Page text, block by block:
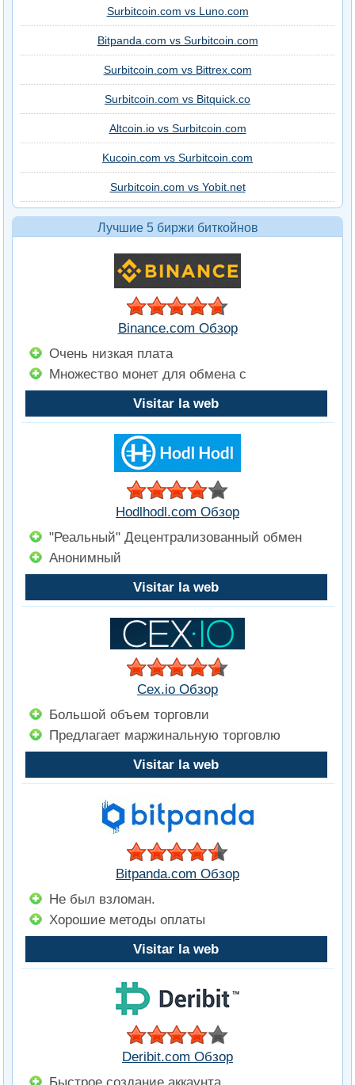
Surbitcoin.com vs Luno.com
Bitpanda.com vs Surbitcoin.com
Surbitcoin.com vs Bittrex.com
Surbitcoin.com vs Bitquick.co
Altcoin.io vs Surbitcoin.com
Kucoin.com vs Surbitcoin.com
Surbitcoin.com vs Yobit.net
Лучшие 5 биржи биткойнов
Binance.com Обзор
Очень низкая плата
Множество монет для обмена с
Visitar la web
Hodlhodl.com Обзор
"Реальный" Децентрализованный обмен
Анонимный
Visitar la web
Cex.io Обзор
Большой объем торговли
Предлагает маржинальную торговлю
Visitar la web
Bitpanda.com Обзор
Не был взломан.
Хорошие методы оплаты
Visitar la web
Deribit.com Обзор